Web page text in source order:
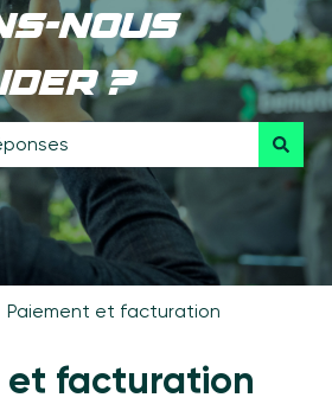
nous
?
car le champ de recherche
Paiement et facturation
et facturation